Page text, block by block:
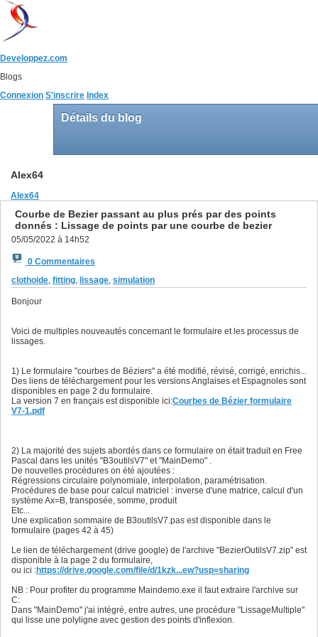
Developpez.com
Blogs
Connexion S'inscrire Index
Détails du blog
Alex64
Alex64
Courbe de Bezier passant au plus prés par des points
donnés : Lissage de points par une courbe de bezier
05/05/2022 à 14h52
0 Commentaires
clothoide, fitting, lissage, simulation
Bonjour
Voici de multiples nouveautés concernant le formulaire et les processus de
lissages.
1) Le formulaire "courbes de Béziers" a été modifié, révisé, corrigé, enrichis...
Des liens de téléchargement pour les versions Anglaises et Espagnoles sont
disponibles en page 2 du formulaire.
La version 7 en français est disponible ici:Courbes de Bézier formulaire
V7-1.pdf
2) La majorité des sujets abordés dans ce formulaire on était traduit en Free
Pascal dans les unités "B3outilsV7" et "MainDemo" .
De nouvelles procédures on été ajoutées :
Régressions circulaire polynomiale, interpolation, paramétrisation.
Procédures de base pour calcul matriciel : inverse d'une matrice, calcul d'un
système Ax=B, transposée, somme, produit
Etc...
Une explication sommaire de B3outilsV7.pas est disponible dans le
formulaire (pages 42 à 45)
Le lien de téléchargement (drive google) de l'archive "BezierOutilsV7.zip" est
disponible à la page 2 du formulaire,
ou ici :https://drive.google.com/file/d/1kzk...ew?usp=sharing
NB : Pour profiter du programme Maindemo.exe il faut extraire l'archive sur
C:
Dans "MainDemo" j'ai intégré, entre autres, une procédure "LissageMultiple"
qui lisse une polyligne avec gestion des points d'inflexion.